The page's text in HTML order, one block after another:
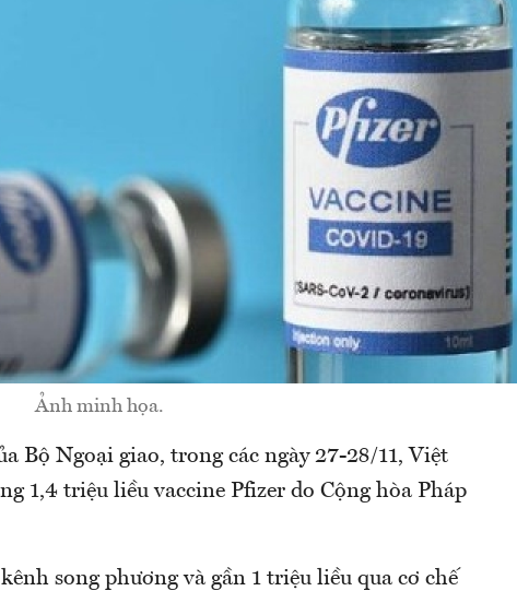
Ảnh minh họa.
Bộ Ngoại giao, trong các ngày 27-28/11, Việt
1,4 triệu liều vaccine Pfizer do Cộng hòa Pháp
song phương và gần 1 triệu liều qua cơ chế